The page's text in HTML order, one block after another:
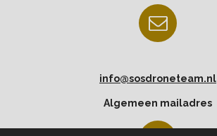
info@sosdroneteam.nl
Algemeen mailadres